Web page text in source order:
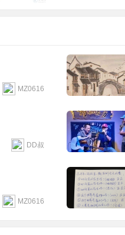
第6首《邂
DENG主唱
2026-03-
MZ0616
DD叔
MZ0616